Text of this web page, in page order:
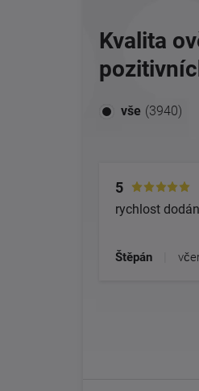
Kvalita
vše (3940)
5
rychlost
Štěpán